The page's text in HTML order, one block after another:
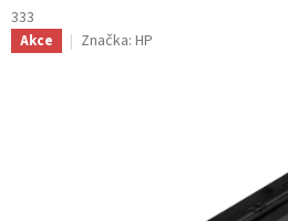
333
Akce Značka: HP